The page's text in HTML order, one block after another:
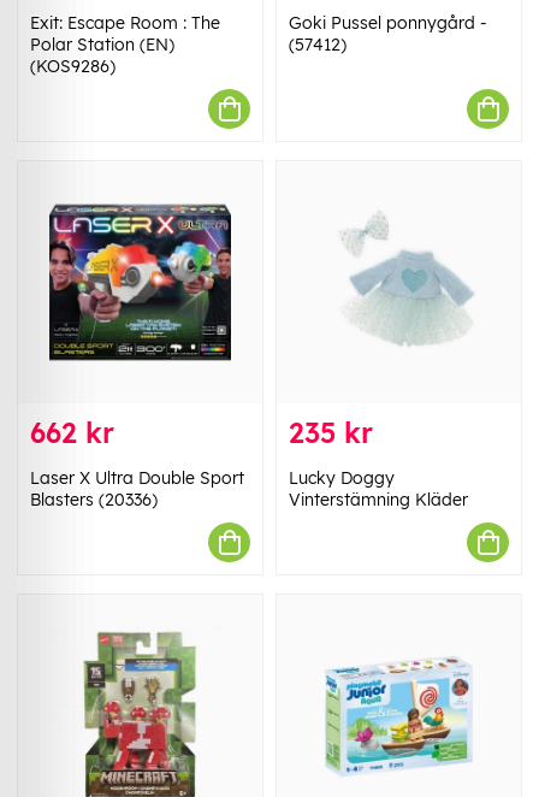
Exit: Escape Room : The
Polar Station (EN)
(KOS9286)
Goki Pussel ponnygård -
(57412)
662 kr
Laser X Ultra Double Sport
Blasters (20336)
235 kr
Lucky Doggy
Vinterstämning Kläder